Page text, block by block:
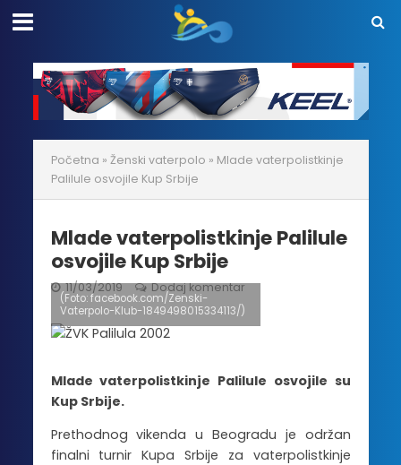
Početna » Ženski vaterpolo » Mlade vaterpolistkinje
Palilule osvojile Kup Srbije
Mlade vaterpolistkinje Palilule
osvojile Kup Srbije
11/03/2019 Dodaj komentar
(Foto: facebook.com/Zenski-
Vaterpolo-Klub-1849498015334113/)
Mlade vaterpolistkinje Palilule osvojile su
Kup Srbije.
Prethodnog vikenda u Beogradu je održan
finalni turnir Kupa Srbije za vaterpolistkinje